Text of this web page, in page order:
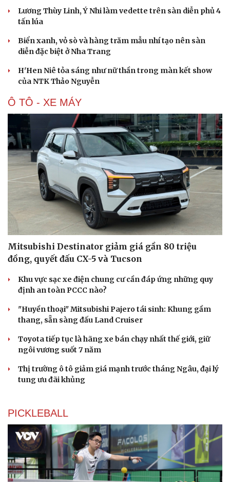
Du lịch
Tư vấn
Podcast
Câu chuyện thời sự
Lương Thùy Linh, Ý Nhi làm vedette trên sàn diễn phủ 4
tấn lúa
Biển xanh, vỏ sò và hàng trăm mẫu nhí tạo nên sàn
diễn đặc biệt ở Nha Trang
H'Hen Niê tỏa sáng như nữ thần trong màn kết show
của NTK Thảo Nguyễn
Ô TÔ - XE MÁY
Mitsubishi Destinator giảm giá gần 80 triệu
đồng, quyết đấu CX-5 và Tucson
Khu vực sạc xe điện chung cư cần đáp ứng những quy
định an toàn PCCC nào?
"Huyền thoại" Mitsubishi Pajero tái sinh: Khung gầm
thang, sẵn sàng đấu Land Cruiser
Toyota tiếp tục là hãng xe bán chạy nhất thế giới, giữ
ngôi vương suốt 7 năm
Thị trường ô tô giảm giá mạnh trước tháng Ngâu, đại lý
tung ưu đãi khủng
PICKLEBALL